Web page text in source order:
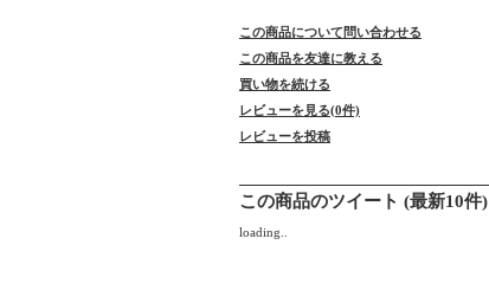
この商品について問い合わせる
この商品を友達に教える
買い物を続ける
レビューを見る(0件)
レビューを投稿
この商品のツイート (最新10件)
loading..